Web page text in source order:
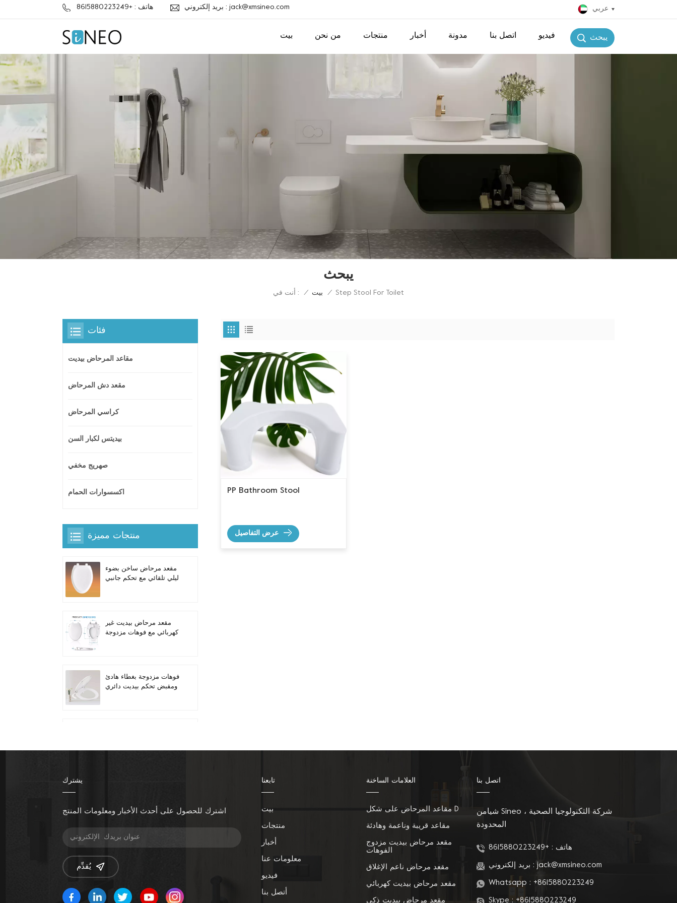
هاتف : +8615880223249 بريد إلكتروني : jack@xmsineo.com عربي
يبحث بيت من نحن منتجات أخبار مدونة اتصل بنا فيديو
يبحث
أنت في : / بيت / Step Stool For Toilet
PP Bathroom Stool
عرض التفاصيل
فئات
مقاعد المرحاض بيديت
مقعد دش المرحاض
كراسي المرحاض
بيديتس لكبار السن
صهريج مخفي
اكسسوارات الحمام
منتجات مميزة
مقعد مرحاض ساخن بضوء
ليلي تلقائي مع تحكم جانبي
مقعد مرحاض بيديت غير
كهربائي مع فوهات مزدوجة
فوهات مزدوجة بغطاء هادئ
ومقبض تحكم بيديت دائري
Handle-controlled
زيادة ارتفاع المقعد إضافة
مقاعد المرحاض
مقعد بيديت قابل للتدفئة
يشترك
اشترك للحصول على أحدث الأخبار ومعلومات المنتج
يُقدِّم
تابعنا
بيت
منتجات
أخبار
معلومات عنا
فيديو
أتصل بنا
العلامات الساخنة
مقاعد المرحاض على شكل D
مقاعد قريبة وناعمة وهادئة
مقعد مرحاض بيديت مزدوج
الفوهات
مقعد مرحاض ناعم الإغلاق
مقعد مرحاض بيديت كهربائي
مقعد مرحاض بيديت ذكي
اتصل بنا
شيامن Sineo شركة التكنولوجيا الصحية ،
المحدودة
هاتف : +8615880223249
بريد إلكتروني :jack@xmsineo.com
Whatsapp : +8615880223249
Skype : +8615880223249